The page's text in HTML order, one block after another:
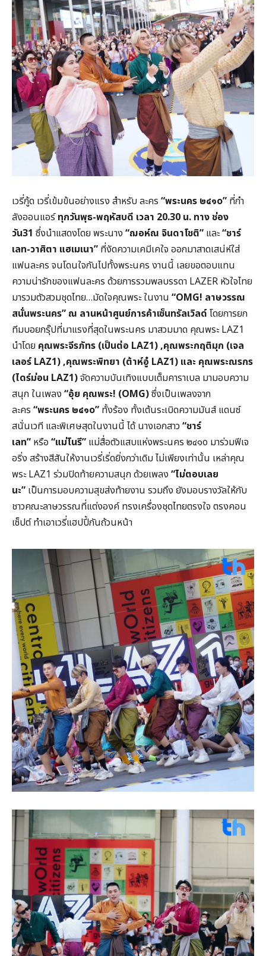
เวรี่กู้ด เวรี่เข้มข้นอย่างแรง สำหรับ ละคร “พระนคร ๒๔๑o” ที่กำ
ลังออนแอร์ทุกวันพุธ-พฤหัสบดี เวลา 20.30 น. ทาง ช่อง
วัน31 ซึ่งนำแสดงโดย พระนาง “ฌอห์ณ จินดาโชติ” และ“ชาร์
เลท-วาศิตา แฮเมเนา” ที่งัดความเคมีเคใจ ออกมาสาดเสน่ห์ใส่
แฟนละคร จนโดนใจกันไปทั้งพระนคร งานนี้ เลยขอตอบแทน
ความน่ารักของแฟนละคร ด้วยการรวมพลบรรดา LAZER หัวใจไทย
มารวมตัวสวมชุดไทย…มัดใจคุณพระ ในงาน “OMG! ลาษวรรณ
สนั่นพระนคร” ณ ลานหน้าศูนย์การค้าเซ็นทรัลเวิลด์ โดยการยก
ทีมบอยกรุ๊ปที่มาแรงที่สุดในพระนคร มาสวมมาด คุณพระ LAZ1
นำโดย คุณพระจีรภัทร (เป็นต่อ LAZ1) ,คุณพระกฤติมุก (เจล
เลอร์ LAZ1) ,คุณพระพิทยา (ต้าห์อู๋ LAZ1) และ คุณพระณรกร
(ไดร์ม่อน LAZ1)จัดความบันเทิงแบบเต็มคาราเบล มามอบความ
สนุก ในเพลง “อุ้ย คุณพระ! (OMG)ซึ่งเป็นเพลงจาก
ละคร “พระนคร ๒๔๑o” ทั้งร้อง ทั้งเต้นระเบิดความมันส์ แดนซ์
สนั่นเวที และพิเศษสุดในงานนี้ ได้ นางเอกสาว “ชาร์
เลท” หรือ “แม่โนรี” แม่สื่อตัวแสบแห่งพระนคร ๒๔๑o มาร่วมฟีเจ
อริ่ง สร้างสีสันให้งานเวรี่เริ่ดยิ่งกว่าเดิม ไม่เพียงเท่านั้น เหล่าคุณ
พระ LAZ1 ร่วมปิดท้ายความสนุก ด้วยเพลง “ไม่ตอบเลย
นะ” เป็นการมอบความสุขส่งท้ายงาน รวมถึง ยังมอบรางวัลให้กับ
ชาวคณะลาษวรรณที่แต่งองค์ ทรงเครื่องชุดไทยตรงใจ ตรงคอน
เซ็ปต์ ทำเอาเวรี่แฮปปี้กันถ้วนหน้า